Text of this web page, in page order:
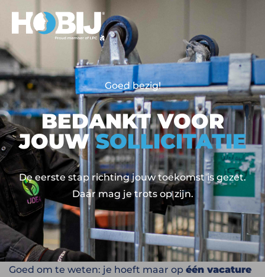
Goed bezig!
BEDANKT VOOR
JOUWSOLLICITATIE
De eerste stap richting jouw toekomst is gezet.
Daar mag je trots op zijn.
Goed om te weten: je hoeft maar op één vacature